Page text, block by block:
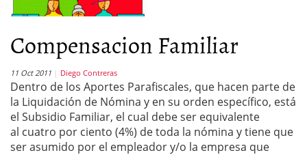
Compensacion Familiar
11 Oct 2011 Diego Contreras
Dentro de los Aportes Parafiscales, que hacen parte de
la Liquidación de Nómina y en su orden específico, está
el Subsidio Familiar, el cual debe ser equivalente
al cuatro por ciento (4%) de toda la nómina y tiene que
ser asumido por el empleador y/o la empresa que